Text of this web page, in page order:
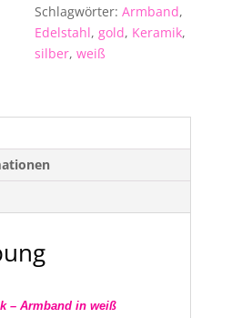
Schlagwörter:Armband,
Edelstahl,gold, Keramik,
silber,weiß
– Armband in weiß